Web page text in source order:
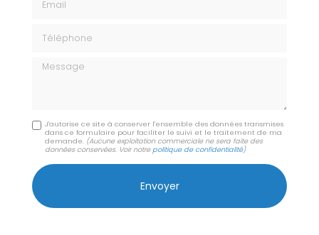
Message
J'autorise ce site à conserver l'ensemble des données transmises
dans ce formulaire pour faciliter le suivi et le traitement de ma
demande. (Aucune exploitation commerciale ne sera faite des
données conservées. Voir notrepolitique de confidentialité)